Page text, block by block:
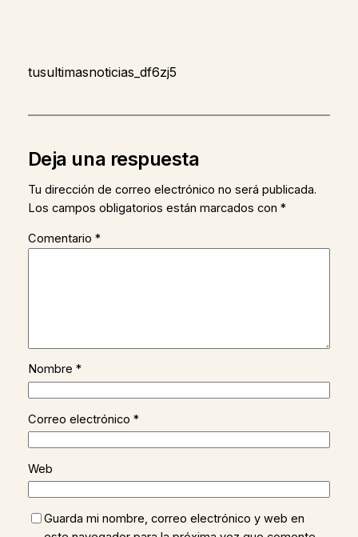
tusultimasnoticias_df6zj5
Deja una respuesta
Tu dirección de correo electrónico no será publicada.
Los campos obligatorios están marcados con *
Comentario *
Nombre *
Correo electrónico *
Web
Guarda mi nombre, correo electrónico y web en